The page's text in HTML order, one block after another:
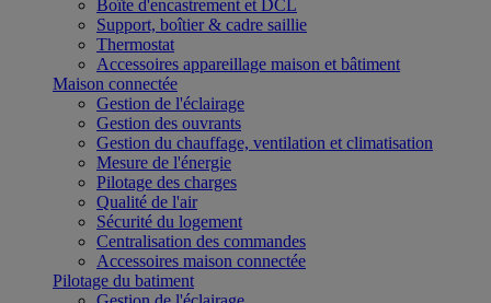
Boîte d'encastrement et DCL
Support, boîtier & cadre saillie
Thermostat
Accessoires appareillage maison et bâtiment
Maison connectée
Gestion de l'éclairage
Gestion des ouvrants
Gestion du chauffage, ventilation et climatisation
Mesure de l'énergie
Pilotage des charges
Qualité de l'air
Sécurité du logement
Centralisation des commandes
Accessoires maison connectée
Pilotage du batiment